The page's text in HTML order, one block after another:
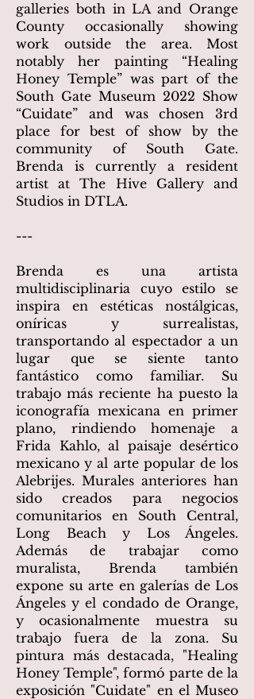
galleries both in LA and Orange
County occasionally showing
work outside the area. Most
notably her painting “Healing
Honey Temple” was part of the
South Gate Museum 2022 Show
“Cuidate” and was chosen 3rd
place for best of show by the
community of South Gate.
Brenda is currently a resident
artist at The Hive Gallery and
Studios in DTLA.
---
Brenda es una artista
multidisciplinaria cuyo estilo se
inspira en estéticas nostálgicas,
oníricas y surrealistas,
transportando al espectador a un
lugar que se siente tanto
fantástico como familiar. Su
trabajo más reciente ha puesto la
iconografía mexicana en primer
plano, rindiendo homenaje a
Frida Kahlo, al paisaje desértico
mexicano y al arte popular de los
Alebrijes. Murales anteriores han
sido creados para negocios
comunitarios en South Central,
Long Beach y Los Ángeles.
Además de trabajar como
muralista, Brenda también
expone su arte en galerías de Los
Ángeles y el condado de Orange,
y ocasionalmente muestra su
trabajo fuera de la zona. Su
pintura más destacada, "Healing
Honey Temple", formó parte de la
exposición "Cuidate" en el Museo